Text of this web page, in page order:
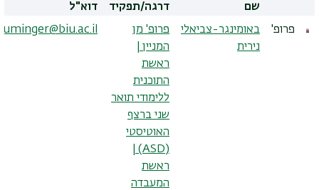
שם דרגה/תפקיד
דוא"ל
פרופ'
באומינגר-צביאלי
נירית
פרופ' מן
המניין |
ראשת
התוכנית
ללימודי תואר
שני ברצף
האוטיסטי
(ASD) |
ראשת
המעבדה